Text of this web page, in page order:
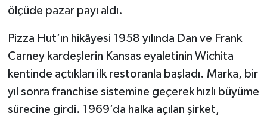
ölçüde pazar payı aldı.
Pizza Hut’ın hikâyesi 1958 yılında Dan ve Frank
Carney kardeşlerin Kansas eyaletinin Wichita
kentinde açtıkları ilk restoranla başladı. Marka, bir
yıl sonra franchise sistemine geçerek hızlı büyüme
sürecine girdi. 1969’da halka açılan şirket,